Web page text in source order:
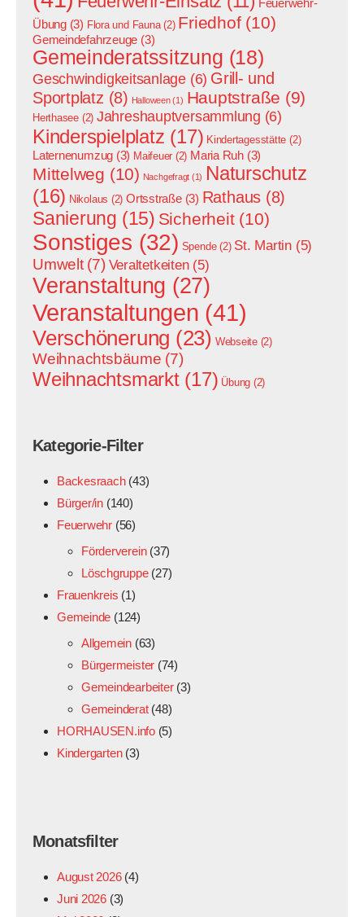
Feuerwehr-
Übung(3) Flora und Fauna(2) Friedhof(10)
Gemeindefahrzeuge (3)
Gemeinderatssitzung (18)
Geschwindigkeitsanlage (6) Grill- und
Sportplatz (8) Halloween(1) Hauptstraße (9)
Herthasee(2) Jahreshauptversammlung (6)
Kinderspielplatz (17) Kindertagesstätte (2)
Laternenumzug (3) Maifeuer (2) Maria Ruh (3)
Mittelweg (10) Nachgefragt (1) Naturschutz
(16) Nikolaus (2) Ortsstraße(3) Rathaus (8)
Sanierung (15) Sicherheit(10)
Sonstiges (32) Spende(2) St. Martin(5)
Umwelt(7) Veraltetkeiten(5)
Veranstaltung (27)
Veranstaltungen (41)
Verschönerung (23) Webseite(2)
Weihnachtsbäume (7)
Weihnachtsmarkt(17) Übung (2)
Kategorie-Filter
Backesraach(43)
Bürger/in(140)
Feuerwehr(56)
Förderverein(37)
Löschgruppe(27)
Frauenkreis (1)
Gemeinde (124)
Allgemein(63)
Bürgermeister (74)
Gemeindearbeiter(3)
Gemeinderat(48)
HORHAUSEN.info(5)
Kindergarten(3)
Monatsfilter
August 2026(4)
Juni 2026(3)